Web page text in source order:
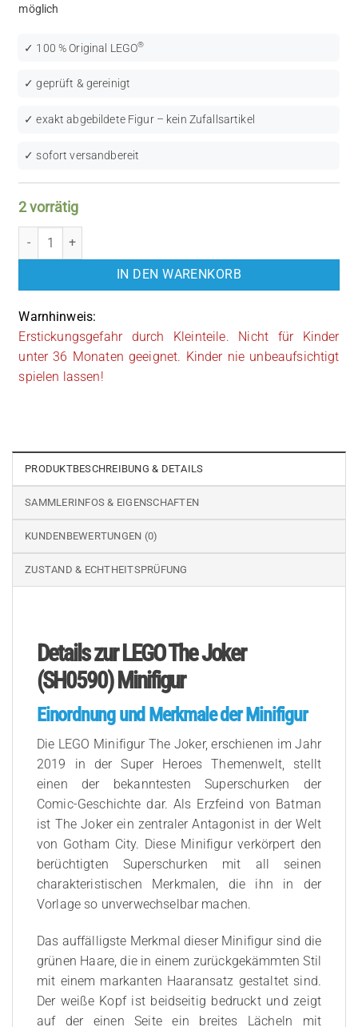
möglich
✓ 100 % Original LEGO®
✓ geprüft & gereinigt
✓ exakt abgebildete Figur – kein Zufallsartikel
✓ sofort versandbereit
2 vorrätig
LEGO Super Heroes: The Joker (SH0590) Menge
IN DEN WARENKORB
Warnhinweis:
Erstickungsgefahr durch Kleinteile. Nicht für Kinder
unter 36 Monaten geeignet. Kinder nie unbeaufsichtigt
spielen lassen!
PRODUKTBESCHREIBUNG & DETAILS
SAMMLERINFOS & EIGENSCHAFTEN
KUNDENBEWERTUNGEN (0)
ZUSTAND & ECHTHEITSPRÜFUNG
Details zur LEGO The Joker
(SH0590) Minifigur
Einordnung und Merkmale der Minifigur
Die LEGO Minifigur The Joker, erschienen im Jahr
2019 in der Super Heroes Themenwelt, stellt
einen der bekanntesten Superschurken der
Comic-Geschichte dar. Als Erzfeind von Batman
ist The Joker ein zentraler Antagonist in der Welt
von Gotham City. Diese Minifigur verkörpert den
berüchtigten Superschurken mit all seinen
charakteristischen Merkmalen, die ihn in der
Vorlage so unverwechselbar machen.
Das auffälligste Merkmal dieser Minifigur sind die
grünen Haare, die in einem zurückgekämmten Stil
mit einem markanten Haaransatz gestaltet sind.
Der weiße Kopf ist beidseitig bedruckt und zeigt
auf der einen Seite ein breites Lächeln mit